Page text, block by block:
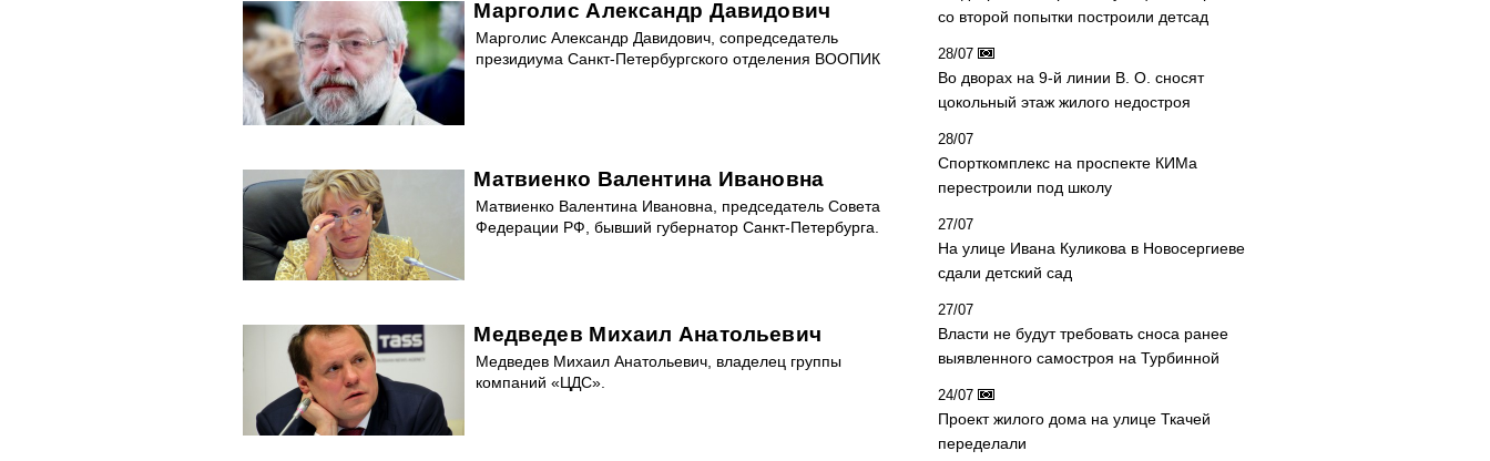
Марголис Александр Давидович
Марголис Александр Давидович, сопредседатель
президиума Санкт-Петербургского отделения ВООПИК
Матвиенко Валентина Ивановна
Матвиенко Валентина Ивановна, председатель Совета
Федерации РФ, бывший губернатор Санкт-Петербурга.
Медведев Михаил Анатольевич
Медведев Михаил Анатольевич, владелец группы
компаний «ЦДС».
со второй попытки построили детсад
28/07
Во дворах на 9-й линии В. О. сносят
цокольный этаж жилого недостроя
28/07
Спорткомплекс на проспекте КИМа
перестроили под школу
27/07
На улице Ивана Куликова в Новосергиеве
сдали детский сад
27/07
Власти не будут требовать сноса ранее
выявленного самостроя на Турбинной
24/07
Проект жилого дома на улице Ткачей
переделали